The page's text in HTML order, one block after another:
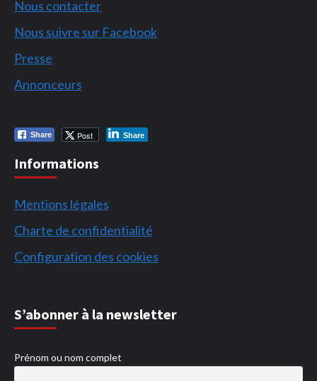
Nous contacter
Nous suivre sur Facebook
Presse
Annonceurs
Share Post Share
Informations
Mentions légales
Charte de confidentialité
Configuration des cookies
S’abonner à la newsletter
Prénom ou nom complet